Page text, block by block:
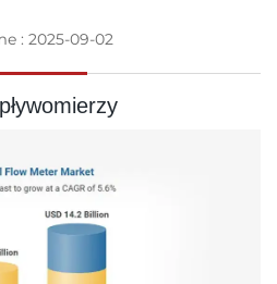
: 2025-09-02